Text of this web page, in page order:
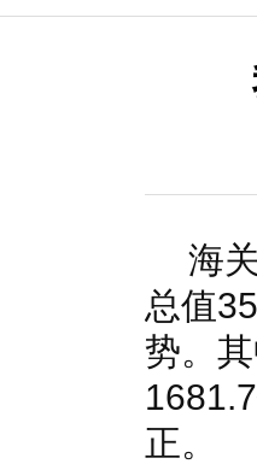
因储能而智慧，
低温冷凝技术助
海
总值
势。
正。